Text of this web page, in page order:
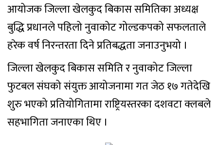
आयोजक जिल्ला खेलकुद बिकास समितिका अध्यक्ष
बुद्धि प्रधानले पहिलो नुवाकोट गोल्डकपको सफलताले
हरेक वर्ष निरन्तरता दिने प्रतिबद्धता जनाउनुभयो ।
जिल्ला खेलकुद बिकास समिति र नुवाकोट जिल्ला
फुटबल संघको संयुक्त आयोजनामा गत जेठ १७ गतेदेखि
शुरु भएको प्रतियोगितामा राष्ट्रियस्तरका दशवटा क्लबले
सहभागिता जनाएका थिए ।